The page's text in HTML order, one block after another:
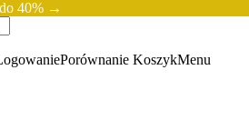
40% →
Porównanie KoszykMenu